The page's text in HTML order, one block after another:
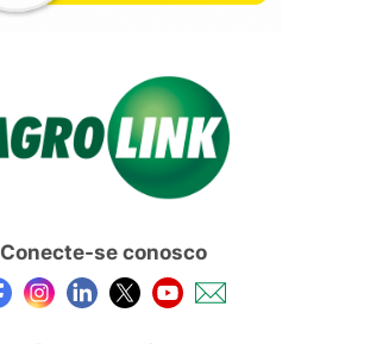
Conecte-se conosco